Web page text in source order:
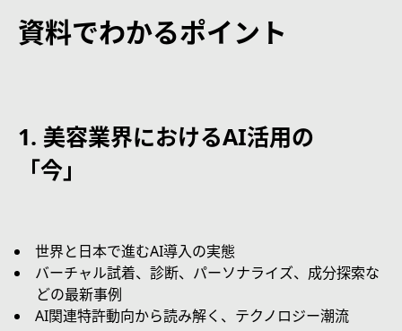
資料でわかるポイント
1. 美容業界におけるAI活用の
「今」
世界と日本で進むAI導入の実態
バーチャル試着、診断、パーソナライズ、成分探索な
どの最新事例
AI関連特許動向から読み解く、テクノロジー潮流